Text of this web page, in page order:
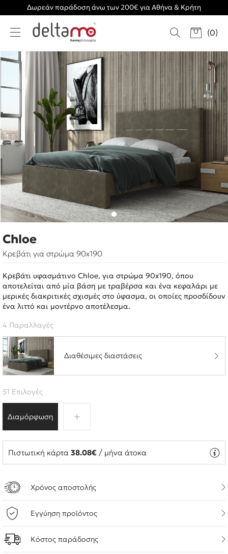
Δωρεάν παράδοση άνω των 200€ για Αθήνα & Κρήτη
(0)
Chloe
Κρεβάτι για στρώμα 90x190
Κρεβάτι υφασμάτινο Chloe, για στρώμα 90x190, όπου
αποτελείται από μία βάση με τραβέρσα και ένα κεφαλάρι με
μερικές διακριτικές σχισμές στο ύφασμα, οι οποίες προσδίδουν
ένα λιττό και μοντέρνο αποτέλεσμα.
4 Παραλλαγές
Διαθέσιμες διαστάσεις
Διαμόρφωση
51 Επιλογές
Πιστωτική κάρτα 38.08€ / μήνα άτοκα
Χρόνος αποστολής
Εγγύηση προϊόντος
Κόστος παράδοσης